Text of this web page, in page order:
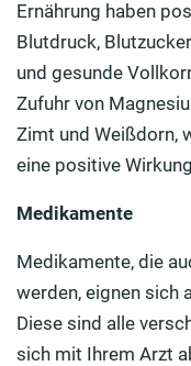
Ernährung haben
Blutdruck,
und gesunde
Zufuhr von
Zimt und Weißdorn,
eine positive
Medikamente
Medikamente, die
werden, eignen sich
Diese sind alle
sich mit Ihrem Arzt